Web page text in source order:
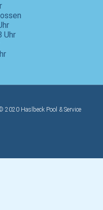
Uhr
2020 Haslbeck Pool & Service